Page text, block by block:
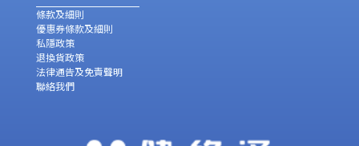
條款及細則
優惠券條款及細則
私隱政策
退換貨政策
法律通告及免責聲明
聯絡我們